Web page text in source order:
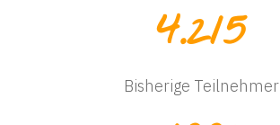
4.215
Bisherige Teilnehmer